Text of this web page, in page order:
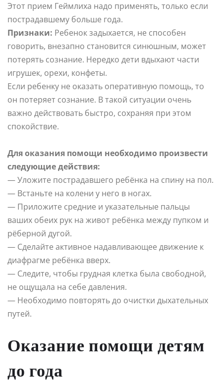
Этот прием Геймлиха надо применять, только если
пострадавшему больше года.
Признаки: Ребенок задыхается, не способен
говорить, внезапно становится синюшным, может
потерять сознание. Нередко дети вдыхают части
игрушек, орехи, конфеты.
Если ребенку не оказать оперативную помощь, то
он потеряет сознание. В такой ситуации очень
важно действовать быстро, сохраняя при этом
спокойствие.
Для оказания помощи необходимо произвести
следующие действия:
— Уложите пострадавшего ребёнка на спину на пол.
— Встаньте на колени у него в ногах.
— Приложите средние и указательные пальцы
ваших обеих рук на живот ребёнка между пупком и
рёберной дугой.
— Сделайте активное надавливающее движение к
диафрагме ребёнка вверх.
— Следите, чтобы грудная клетка была свободной,
не ощущала на себе давления.
— Необходимо повторять до очистки дыхательных
путей.
Оказание помощи детям
до года